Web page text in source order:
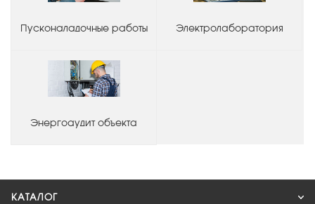
Пусконаладочные работы Электролаборатория
Энергоаудит объекта
КАТАЛОГ